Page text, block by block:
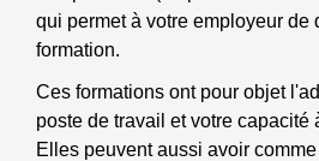
qui permet à votre employeur de
formation.
Ces formations ont pour objet
poste de travail et votre capacité
Elles peuvent aussi avoir